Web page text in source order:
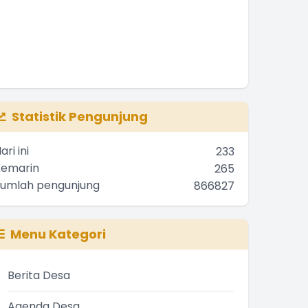
Statistik Pengunjung
ini
233
265
pengunjung
866827
Menu Kategori
Berita Desa